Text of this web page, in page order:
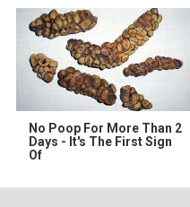
No Poop For More Than 2
Days - It's The First Sign
Of